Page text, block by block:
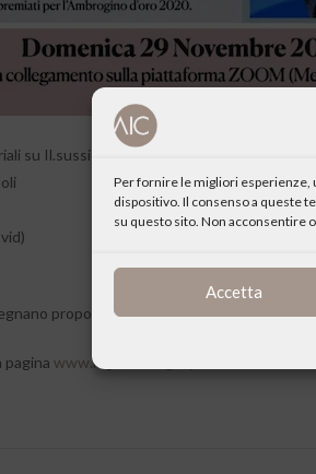
Per fornire le migliori esperienze,
dispositivo. Il consenso a queste
su questo sito. Non acconsentire
Accetta
su Il.sussidiario.net
propone un dialogo con Giorgio
pagina www.legnanodegasperi.com